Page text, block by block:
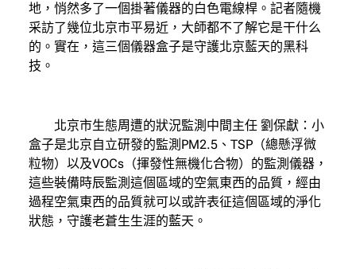
地，悄然多了一個掛著儀器的白色電線桿。記者隨機
采訪了幾位北京市平易近，大師都不了解它是干什么
的。實在，這三個儀器盒子是守護北京藍天的黑科
技。
北京市生態周遭的狀況監測中間主任 劉保獻：小
盒子是北京自立研發的監測PM2.5、TSP（總懸浮微
粒物）以及VOCs（揮發性無機化合物）的監測儀器，
這些裝備時辰監測這個區域的空氣東西的品質，經由
過程空氣東西的品質就可以或許表征這個區域的淨化
狀態，守護老蒼生生涯的藍天。